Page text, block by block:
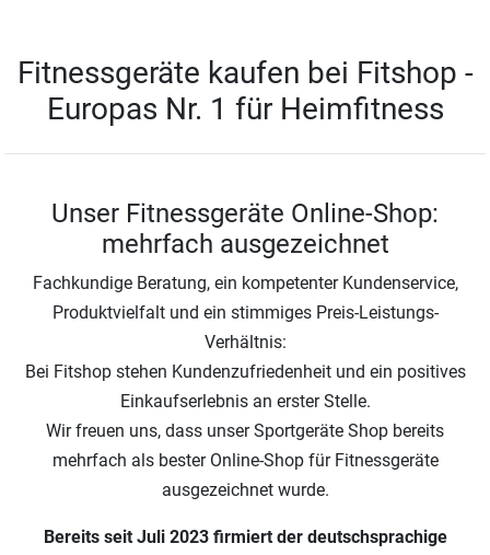
Sport-Tiedje heißt jetzt Fitshop
Wir bleiben aber, wer wir sind!
Europas Nr. 1 für Heimfitness
Unser Fitnessgeräte Online-Shop:
mehrfach ausgezeichnet
Fachkundige Beratung, ein kompetenter Kundenservice,
Produktvielfalt und ein stimmiges Preis-Leistungs-
Verhältnis:
Bei Fitshop stehen Kundenzufriedenheit und ein positives
Wir freuen uns, dass unser Sportgeräte Shop bereits